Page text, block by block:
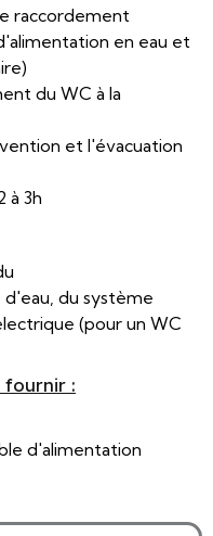
raccordement
en eau et
du WC à la
et l'évacuation
à 3h
du système
(pour un WC
fournir :
d'alimentation